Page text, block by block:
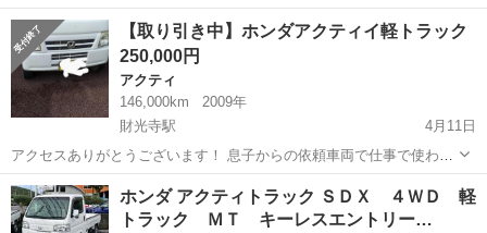
付き価格） 価格交渉可能 10万キロ以下の低走行個体です。 荷台良好
錆少な目です。 外観極上です...
宮崎 日向市 日向市駅 アクティ 走行距離
【取り引き中】ホンダアクティイ軽トラック
250,000円
アクティ
146,000km
2009年
財光寺駅
4月11日
アクセスありがとうございます！ 息子からの依頼車両で仕事で使わな
くなりの出品です。年式相当の傷、サビ、クセ等ありますので現車確
認で敷地内乗って、見て、触って納得の上お決め下さいませ。 名義変
更は基本購入者様で名義変更完了後...
宮崎 日向市 財光寺駅 アクティ 軽トラック
ホンダ アクティトラック ＳＤＸ ４ＷＤ 軽
トラック ＭＴ キーレスエントリー…